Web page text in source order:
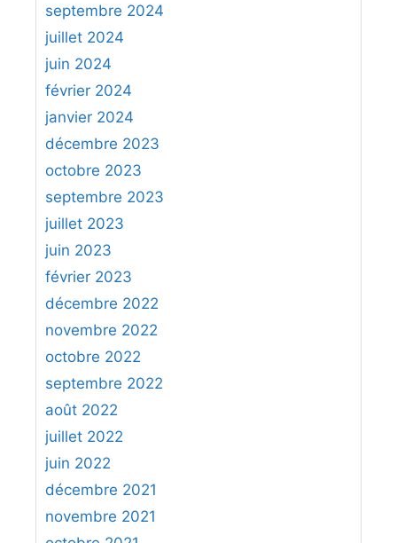
septembre 2024
juillet 2024
juin 2024
février 2024
janvier 2024
décembre 2023
octobre 2023
septembre 2023
juillet 2023
juin 2023
février 2023
décembre 2022
novembre 2022
octobre 2022
septembre 2022
août 2022
juillet 2022
juin 2022
décembre 2021
novembre 2021